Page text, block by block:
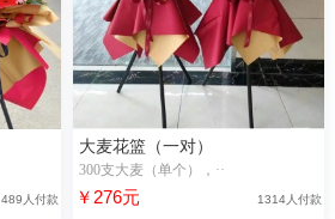
489人付款
大麦花篮（一对）
300支大麦（单个），··
￥276元 1314人付款